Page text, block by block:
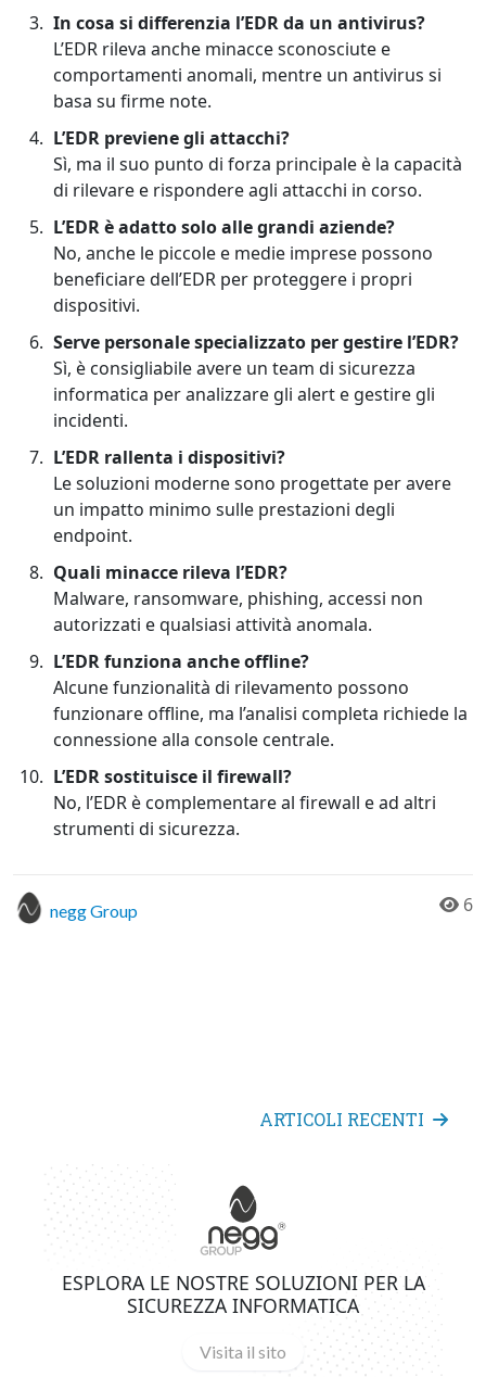
In cosa si differenzia l’EDR da un antivirus?
L’EDR rileva anche minacce sconosciute e
comportamenti anomali, mentre un antivirus si
basa su firme note.
L’EDR previene gli attacchi?
Sì, ma il suo punto di forza principale è la capacità
di rilevare e rispondere agli attacchi in corso.
L’EDR è adatto solo alle grandi aziende?
No, anche le piccole e medie imprese possono
beneficiare dell’EDR per proteggere i propri
dispositivi.
Serve personale specializzato per gestire l’EDR?
Sì, è consigliabile avere un team di sicurezza
informatica per analizzare gli alert e gestire gli
incidenti.
L’EDR rallenta i dispositivi?
Le soluzioni moderne sono progettate per avere
un impatto minimo sulle prestazioni degli
endpoint.
Quali minacce rileva l’EDR?
Malware, ransomware, phishing, accessi non
autorizzati e qualsiasi attività anomala.
L’EDR funziona anche offline?
Alcune funzionalità di rilevamento possono
funzionare offline, ma l’analisi completa richiede la
connessione alla console centrale.
L’EDR sostituisce il firewall?
No, l’EDR è complementare al firewall e ad altri
strumenti di sicurezza.
negg Group 6
ARTICOLI RECENTI
ESPLORA LE NOSTRE SOLUZIONI PER LA
SICUREZZA INFORMATICA
Visita il sito